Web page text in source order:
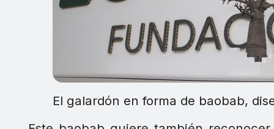
El galardón en forma de baobab,